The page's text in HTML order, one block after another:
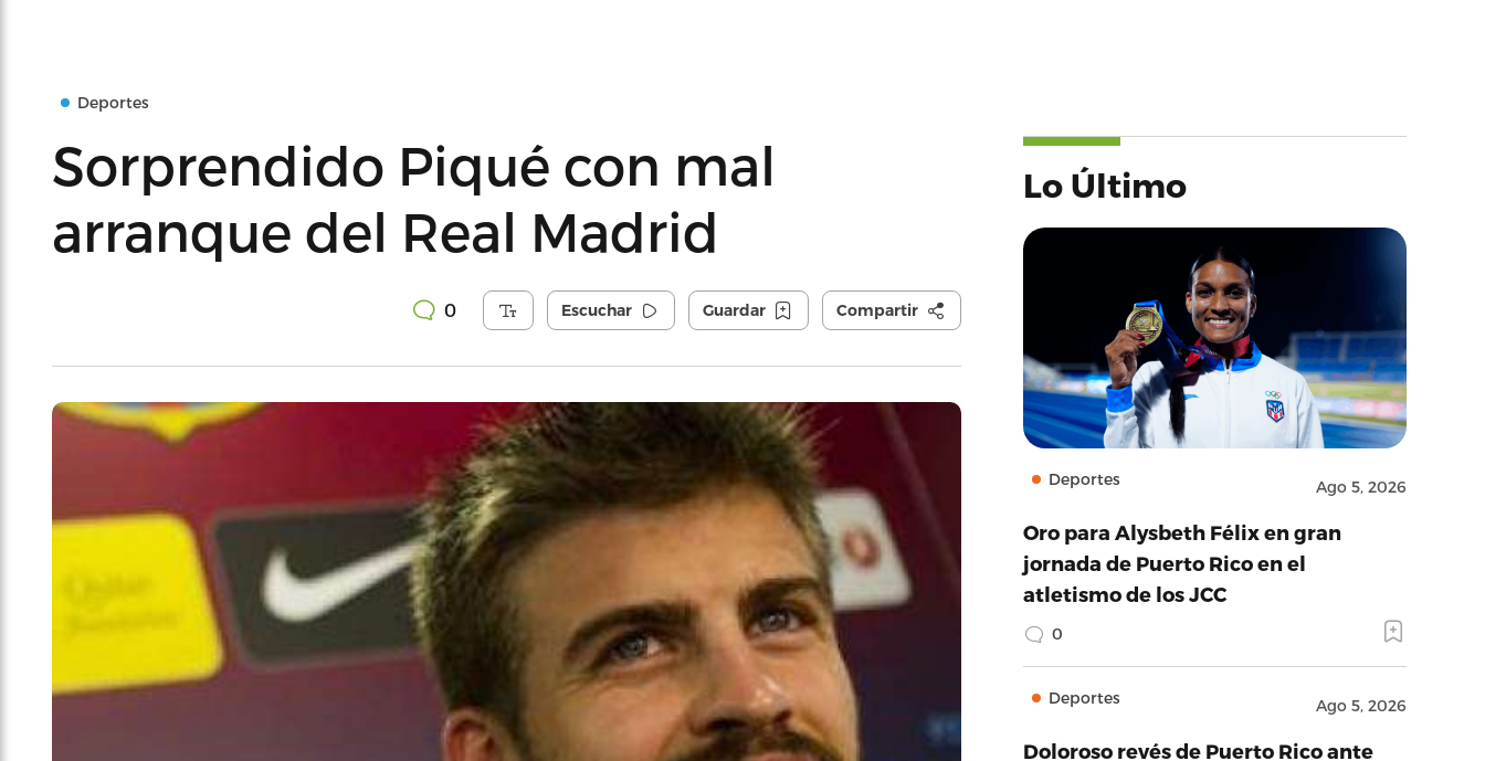
Deportes
Sorprendido Piqué con mal
arranque del Real Madrid
0 Escuchar Guardar Compartir
Lo Último
Deportes Ago 5, 2026
Oro para Alysbeth Félix en gran
jornada de Puerto Rico en el
atletismo de los JCC
0
Deportes Ago 5, 2026
Doloroso revés de Puerto Rico ante